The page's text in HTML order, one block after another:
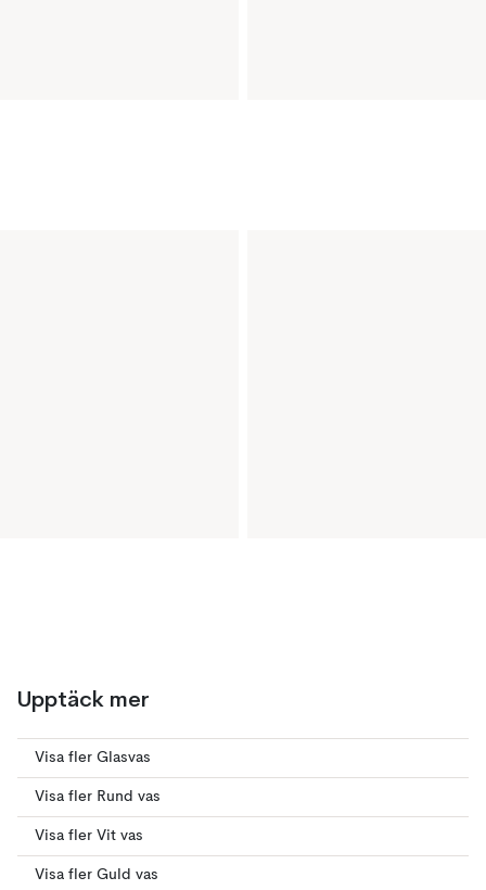
Upptäck mer
Visa fler Glasvas
Visa fler Rund vas
Visa fler Vit vas
Visa fler Guld vas